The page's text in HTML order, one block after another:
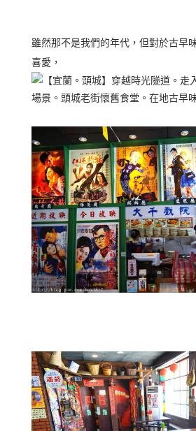
雖然那不是我們的年代，但對於古早
喜愛，